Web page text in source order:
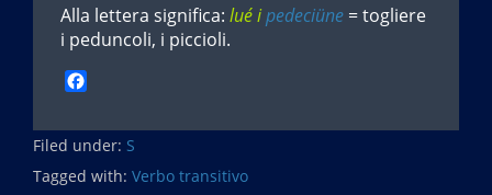
Alla lettera significa: lué ipedeciüne = togliere
i peduncoli, i piccioli.
c
e
b
Filed under: S
Tagged with: Verbo transitivo